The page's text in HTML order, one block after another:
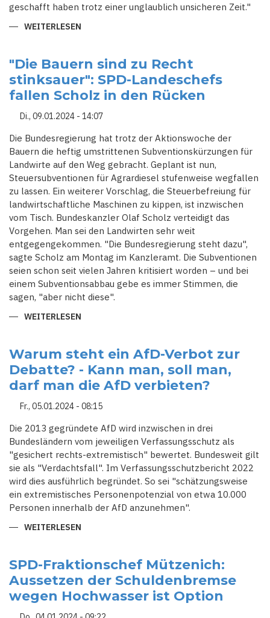
geschafft haben trotz einer unglaublich unsicheren Zeit."
WEITERLESEN
ERNEUTEN
ERFOLG
DER
SPD
BEI
DER
BUNDESTAGSWAHL
IM
JAHR
WIEDER
FÜR
MÖGLICH
"Die Bauern sind zu Recht
stinksauer": SPD-Landeschefs
fallen Scholz in den Rücken
Di., 09.01.2024 - 14:07
Die Bundesregierung hat trotz der Aktionswoche der
Bauern die heftig umstrittenen Subventionskürzungen für
Landwirte auf den Weg gebracht. Geplant ist nun,
Steuersubventionen für Agrardiesel stufenweise wegfallen
zu lassen. Ein weiterer Vorschlag, die Steuerbefreiung für
landwirtschaftliche Maschinen zu kippen, ist inzwischen
vom Tisch. Bundeskanzler Olaf Scholz verteidigt das
Vorgehen. Man sei den Landwirten sehr weit
entgegengekommen. "Die Bundesregierung steht dazu",
sagte Scholz am Montag im Kanzleramt. Die Subventionen
seien schon seit vielen Jahren kritisiert worden – und bei
einem Subventionsabbau gebe es immer Stimmen, die
sagen, "aber nicht diese".
WEITERLESEN
ZU
RECHT
STINKSAUER":
SPD-
LANDESCHEFS
FALLEN
SCHOLZ
IN
RÜCKEN
Warum steht ein AfD-Verbot zur
Debatte? - Kann man, soll man,
darf man die AfD verbieten?
Fr., 05.01.2024 - 08:15
Die 2013 gegründete AfD wird inzwischen in drei
Bundesländern vom jeweiligen Verfassungsschutz als
"gesichert rechts-extremistisch" bewertet. Bundesweit gilt
sie als "Verdachtsfall". Im Verfassungsschutzbericht 2022
wird dies ausführlich begründet. So sei "schätzungsweise
ein extremistisches Personenpotenzial von etwa 10.000
Personen innerhalb der AfD anzunehmen".
WEITERLESEN
AFD-
VERBOT
ZUR
DEBATTE?
-
KANN
MAN,
SPD-Fraktionschef Mützenich:
Aussetzen der Schuldenbremse
wegen Hochwasser ist Option